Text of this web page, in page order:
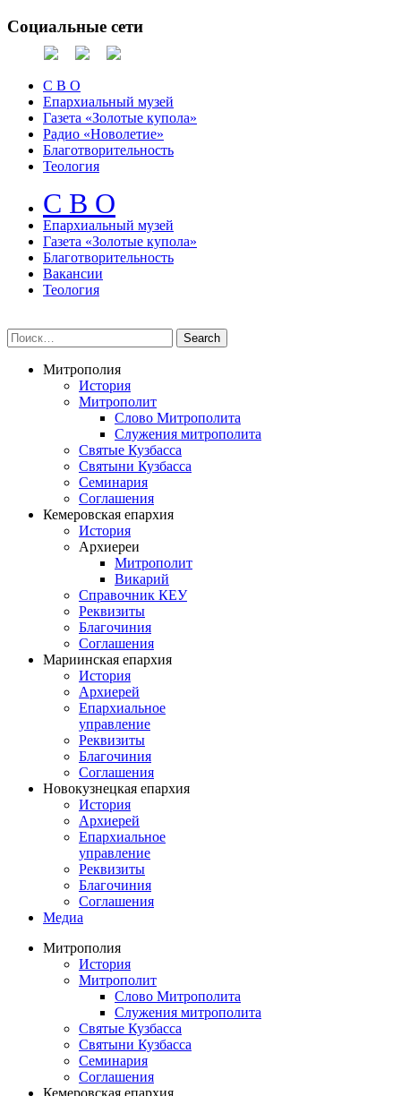
Социальные сети
С В О
Епархиальный музей
Газета «Золотые купола»
Радио «Новолетие»
Благотворительность
Теология
С В О
Епархиальный музeй
Газета «Золотые купола»
Благотворительность
Вакансии
Теология
Митрополия
История
Митрополит
Слово Митрополита
Служения митрополита
Святые Кузбасса
Святыни Кузбасса
Семинария
Соглашения
Кемеровская епархия
История
Архиереи
Митрополит
Викарий
Справочник КЕУ
Реквизиты
Благочиния
Соглашения
Мариинская епархия
История
Архиерей
Епархиальное
управление
Реквизиты
Благочиния
Соглашения
Новокузнецкая епархия
История
Архиерей
Епархиальное
управление
Реквизиты
Благочиния
Соглашения
Медиа
Митрополия
История
Митрополит
Слово Митрополита
Служения митрополита
Святые Кузбасса
Святыни Кузбасса
Семинария
Соглашения